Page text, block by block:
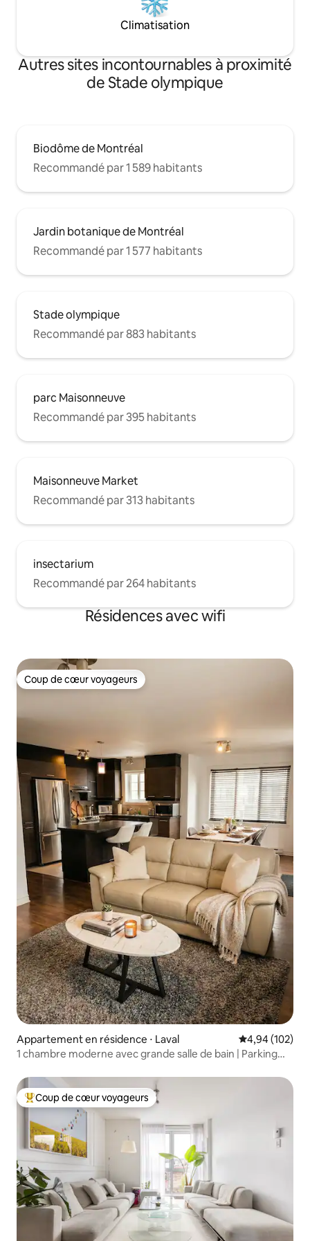
Climatisation
Autres sites incontournables à proximité
de Stade olympique
Biodôme de Montréal
Recommandé par 1 589 habitants
Jardin botanique de Montréal
Recommandé par 1 577 habitants
Stade olympique
Recommandé par 883 habitants
parc Maisonneuve
Recommandé par 395 habitants
Maisonneuve Market
Recommandé par 313 habitants
insectarium
Recommandé par 264 habitants
Résidences avec wifi
Coup de cœur voyageurs
Coup de cœur voyageurs
Appartement en résidence ⋅ Laval Évaluation
4,94 (102)
1 chambre moderne avec grande salle de bain | Parking
Coups de cœur voyageurs les plus appréciés
Coup de cœur voyageurs